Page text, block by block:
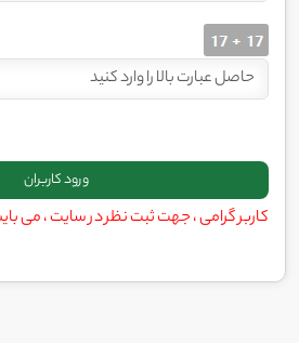
کاربر گرامی ، جهت ثبت نظر در سایت ، می